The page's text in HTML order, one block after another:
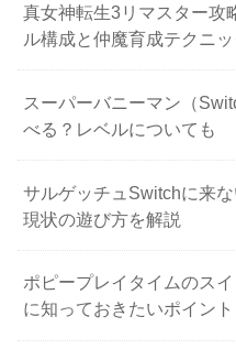
真女神転生3リマスター攻
ル構成と仲魔育成テクニッ
スーパーバニーマン（
べる？レベルについても
サルゲッチュSwitchに来
現状の遊び方を解説
ポピープレイタイムのス
に知っておきたいポイン